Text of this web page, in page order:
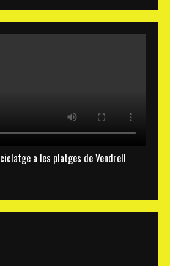
a les platges de Vendrell